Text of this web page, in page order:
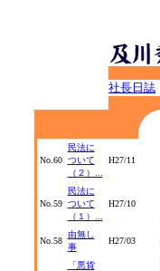
社長日誌
No.60
民法に
ついて
（２）...
H27/11
No.59
民法に
ついて
（１）...
H27/10
No.58
由無し
事
H27/03
「悪貨